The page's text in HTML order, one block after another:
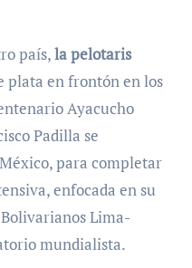
país,la pelotaris
plata en frontón en los
Ayacucho
Padilla se
para completar
enfocada en su
Lima-
mundialista.